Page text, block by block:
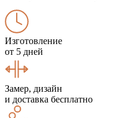
Изготовление
от 5 дней
Замер, дизайн
и доставка бесплатно